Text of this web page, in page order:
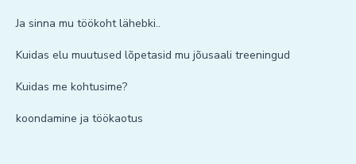
Ja sinna mu töökoht lähebki..
Kuidas elu muutused lõpetasid mu jõusaali treeningud
Kuidas me kohtusime?
koondamine ja töökaotus